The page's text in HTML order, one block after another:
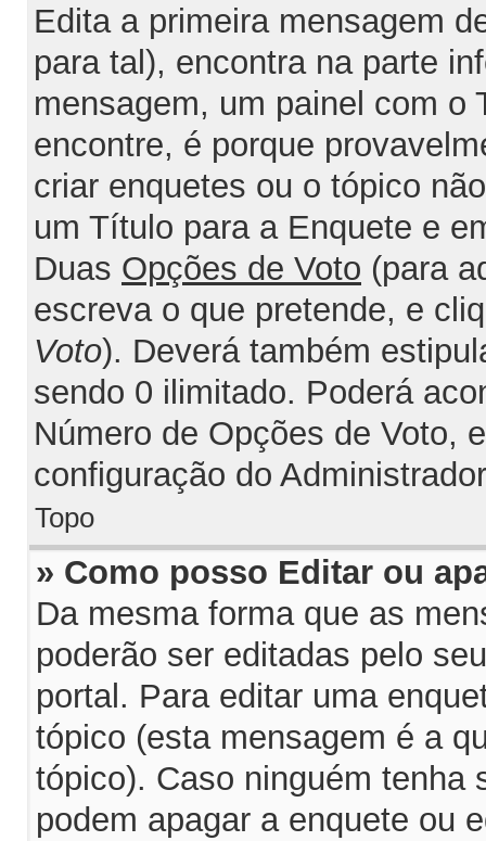
Edita a primeira mensagem
para tal), encontra na parte
mensagem, um painel com o
encontre, é porque
criar enquetes ou o tópico
um Título para a Enquete e
Duas Opções de Voto (para
escreva o que pretende, e
Voto). Deverá também
sendo 0 ilimitado. Poderá
Número de Opções de Voto,
configuração do
Topo
» Como posso Editar ou
Da mesma forma que as
poderão ser editadas pelo
portal. Para editar uma
tópico (esta mensagem é a
tópico). Caso ninguém tenha
podem apagar a enquete ou